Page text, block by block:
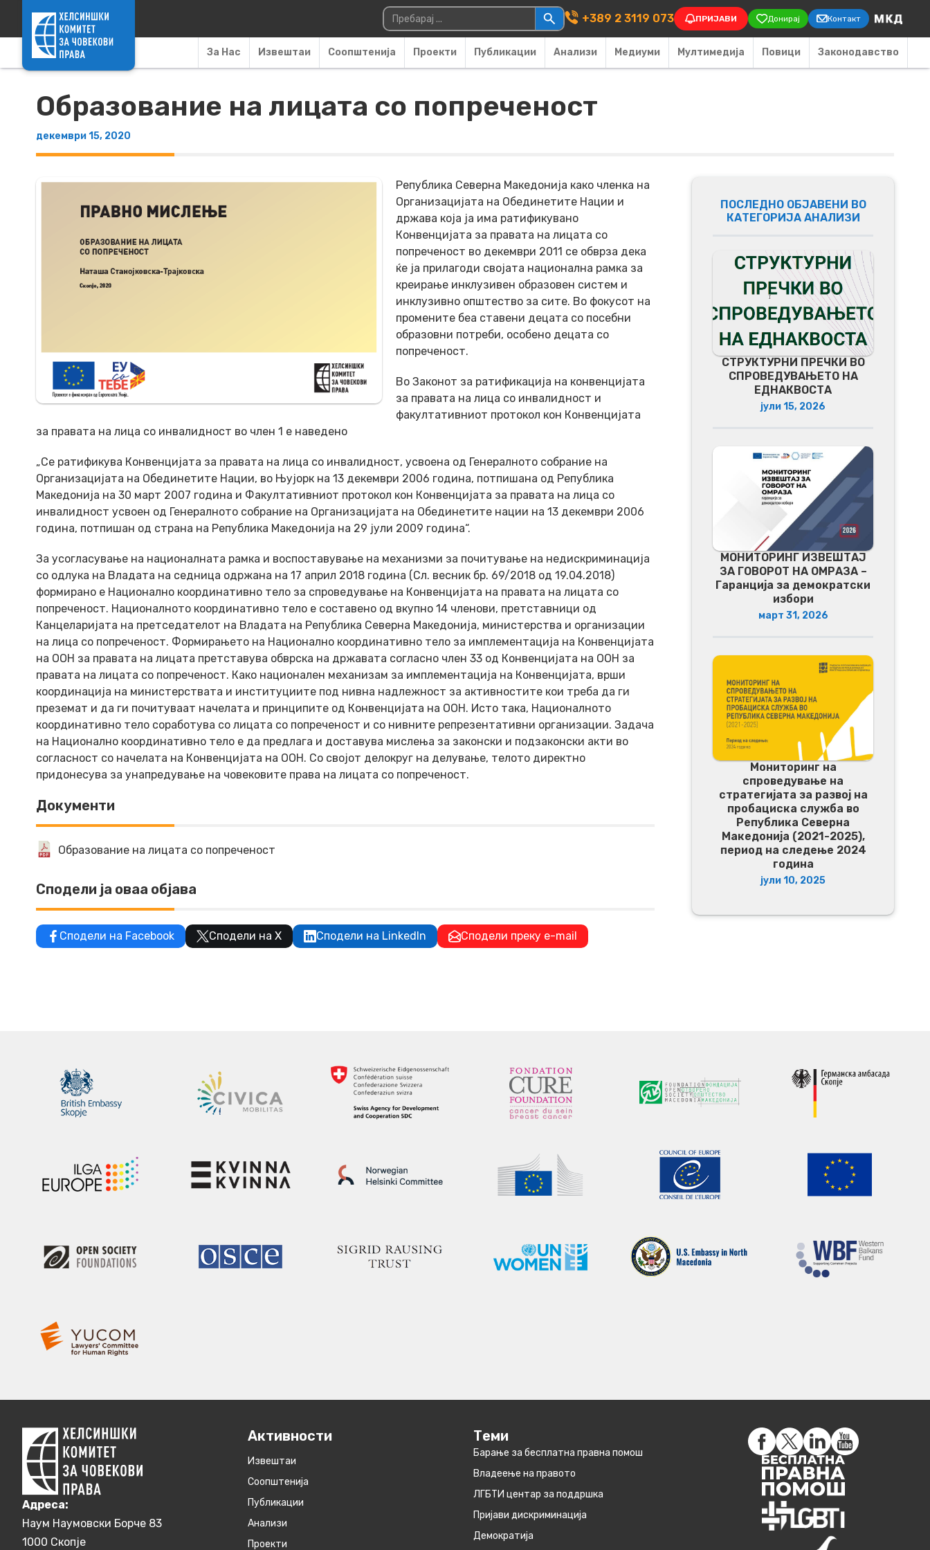
Main Navigation
Пребарувај за: +389 2 3119 073 ПРИЈАВИ Донирај Контакт
За Нас Извештаи Соопштенија Проекти Публикации Анализи Медиуми Мултимедија Повици Законодавство
Образование на лицата со попреченост
декември 15, 2020
Република Северна Македонија како членка на
Организацијата на Обединетите Нации и
држава која ја има ратификувано
Конвенцијата за правата на лицата со
попреченост во декември 2011 се обврза дека
ќе ја прилагоди својата национална рамка за
креирање инклузивен образовен систем и
инклузивно општество за сите. Во фокусот на
промените беа ставени децата со посебни
образовни потреби, особено децата со
попреченост.
Во Законот за ратификација на конвенцијата
за правата на лица со инвалидност и
факултативниот протокол кон Конвенцијата
за правата на лица со инвалидност во член 1 е наведено
„Се ратификува Конвенцијата за правата на лица со инвалидност, усвоена од Генералното собрание на
Организацијата на Обединетите Нации, во Њујорк на 13 декември 2006 година, потпишана од Република
Македонија на 30 март 2007 година и Факултативниот протокол кон Конвенцијата за правата на лица со
инвалидност усвоен од Генералното собрание на Организацијата на Обединетите нации на 13 декември 2006
година, потпишан од страна на Република Македонија на 29 јули 2009 година“.
За усогласување на националната рамка и воспоставување на механизми за почитување на недискриминација
со одлука на Владата на седница одржана на 17 април 2018 година (Сл. весник бр. 69/2018 од 19.04.2018)
формирано е Национално координативно тело за спроведување на Конвенцијата на правата на лицата со
попреченост. Националното координативно тело е составено од вкупно 14 членови, претставници од
Канцеларијата на претседателот на Владата на Република Северна Македонија, министерства и организации
на лица со попреченост. Формирањето на Национално координативно тело за имплементација на Конвенцијата
на ООН за правата на лицата претставува обврска на државата согласно член 33 од Конвенцијата на ООН за
правата на лицата со попреченост. Како национален механизам за имплементација на Конвенцијата, врши
координација на министерствата и институциите под нивна надлежност за активностите кои треба да ги
преземат и да ги почитуваат начелата и принципите од Конвенцијата на ООН. Исто така, Националното
координативно тело соработува со лицата со попреченост и со нивните репрезентативни организации. Задача
на Национално координативно тело е да предлага и доставува мислења за законски и подзаконски акти во
согласност со начелата на Конвенцијата на ООН. Со својот делокруг на делување, телото директно
придонесува за унапредување на човековите права на лицата со попреченост.
Документи
Образование на лицата со попреченост
Сподели ја оваа објава
Сподели на Facebook Сподели на X Сподели на LinkedIn Сподели преку e-mail
ПОСЛЕДНО ОБЈАВЕНИ ВО
КАТЕГОРИЈА АНАЛИЗИ
СТРУКТУРНИ ПРЕЧКИ ВО
СПРОВЕДУВАЊЕТО НА
ЕДНАКВОСТА
јули 15, 2026
МОНИТОРИНГ ИЗВЕШТАЈ
ЗА ГОВОРОТ НА ОМРАЗА –
Гаранција за демократски
избори
март 31, 2026
Мониторинг на
спроведување на
стратегијата за развој на
пробациска служба во
Република Северна
Македонија (2021-2025),
период на следење 2024
година
јули 10, 2025
Aдреса:
Наум Наумовски Борче 83
1000 Скопје
Активности
Извештаи
Соопштенија
Публикации
Анализи
Проекти
Теми
Барање за бесплатна правна помош
Владеење на правото
ЛГБТИ центар за поддршка
Пријави дискриминација
Демократија